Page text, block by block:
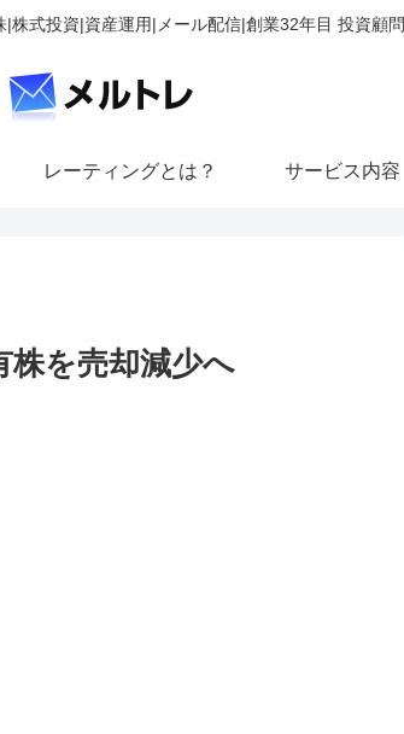
|株式投資|資産運用|メール配信|創業32年目 投資顧問
レーティングとは？ サービス内容
株を売却減少へ